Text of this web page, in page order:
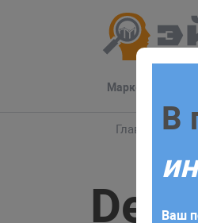
Маркетинг
Главная Блог
Для
В
Ваш